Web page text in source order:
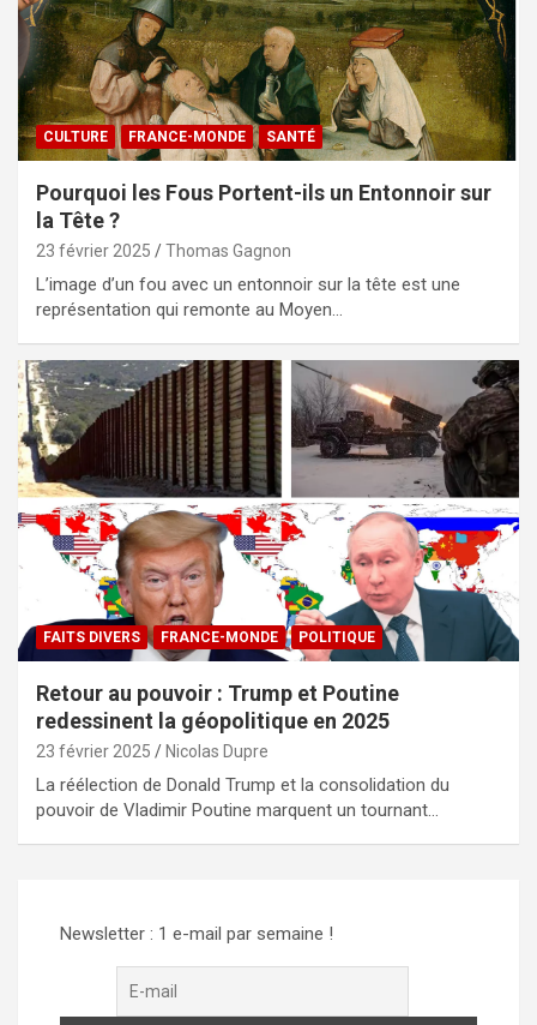
CULTURE FRANCE-MONDE SANTÉ
Pourquoi les Fous Portent-ils un Entonnoir sur
la Tête ?
23 février 2025 Thomas Gagnon
L’image d’un fou avec un entonnoir sur la tête est une
représentation qui remonte au Moyen…
FAITS DIVERS FRANCE-MONDE POLITIQUE
Retour au pouvoir : Trump et Poutine
redessinent la géopolitique en 2025
23 février 2025 Nicolas Dupre
La réélection de Donald Trump et la consolidation du
pouvoir de Vladimir Poutine marquent un tournant…
Newsletter : 1 e-mail par semaine !